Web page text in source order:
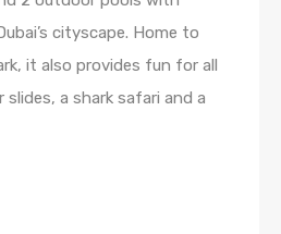
cityscape. Home to
it also provides fun for all
a shark safari and a